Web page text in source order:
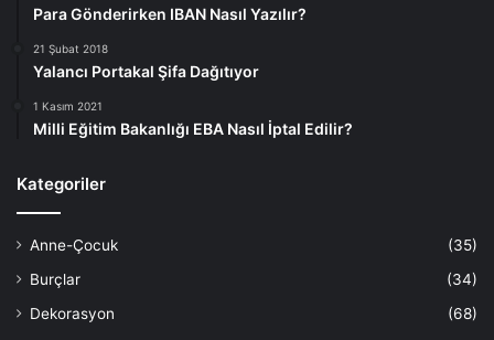
Para Gönderirken IBAN Nasıl Yazılır?
21 Şubat 2018
Yalancı Portakal Şifa Dağıtıyor
1 Kasım 2021
Milli Eğitim Bakanlığı EBA Nasıl İptal Edilir?
Kategoriler
Anne-Çocuk
(35)
Burçlar
(34)
Dekorasyon
(68)